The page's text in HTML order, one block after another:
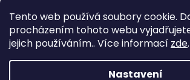
Tento web používá soubory cookie.
procházením tohoto webu
jejich používáním.. Více informací zde.
Nastavení
Obchodní podmínky
Podmínky ochrany osobních údajů
Moje objednávka